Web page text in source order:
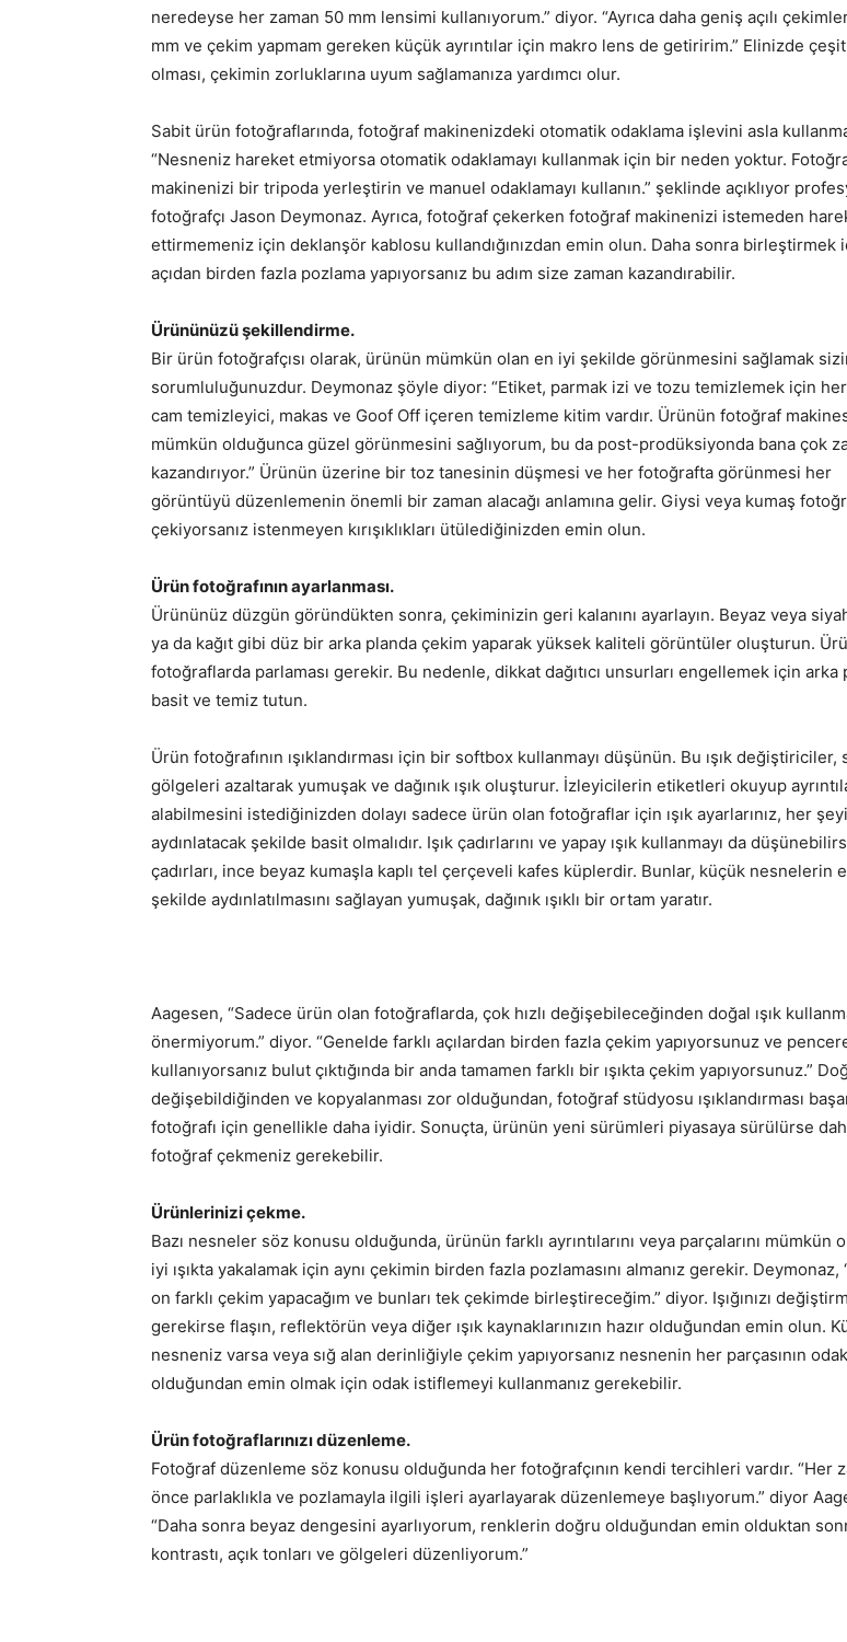
neredeyse her zaman 50 mm lensimi kullanıyorum.” diyor. “Ayrıca daha geniş açılı
mm ve çekim yapmam gereken küçük ayrıntılar için makro lens de getiririm.” Elinizde
olması, çekimin zorluklarına uyum sağlamanıza yardımcı olur.
Sabit ürün fotoğraflarında, fotoğraf makinenizdeki otomatik odaklama işlevini asla
“Nesneniz hareket etmiyorsa otomatik odaklamayı kullanmak için bir neden yoktur.
makinenizi bir tripoda yerleştirin ve manuel odaklamayı kullanın.” şeklinde açıklıyor
fotoğrafçı Jason Deymonaz. Ayrıca, fotoğraf çekerken fotoğraf makinenizi istemeden
ettirmemeniz için deklanşör kablosu kullandığınızdan emin olun. Daha sonra birleştirmek
açıdan birden fazla pozlama yapıyorsanız bu adım size zaman kazandırabilir.
Ürününüzü şekillendirme.
Bir ürün fotoğrafçısı olarak, ürünün mümkün olan en iyi şekilde görünmesini sağlamak
sorumluluğunuzdur. Deymonaz şöyle diyor: “Etiket, parmak izi ve tozu temizlemek için
cam temizleyici, makas ve Goof Off içeren temizleme kitim vardır. Ürünün fotoğraf
mümkün olduğunca güzel görünmesini sağlıyorum, bu da post-prodüksiyonda bana çok
kazandırıyor.” Ürünün üzerine bir toz tanesinin düşmesi ve her fotoğrafta görünmesi her
görüntüyü düzenlemenin önemli bir zaman alacağı anlamına gelir. Giysi veya kumaş
çekiyorsanız istenmeyen kırışıklıkları ütülediğinizden emin olun.
Ürün fotoğrafının ayarlanması.
Ürününüz düzgün göründükten sonra, çekiminizin geri kalanını ayarlayın. Beyaz veya
ya da kağıt gibi düz bir arka planda çekim yaparak yüksek kaliteli görüntüler oluşturun.
fotoğraflarda parlaması gerekir. Bu nedenle, dikkat dağıtıcı unsurları engellemek için arka
basit ve temiz tutun.
Ürün fotoğrafının ışıklandırması için bir softbox kullanmayı düşünün. Bu ışık değiştiriciler,
gölgeleri azaltarak yumuşak ve dağınık ışık oluşturur. İzleyicilerin etiketleri okuyup
alabilmesini istediğinizden dolayı sadece ürün olan fotoğraflar için ışık ayarlarınız, her şeyi
aydınlatacak şekilde basit olmalıdır. Işık çadırlarını ve yapay ışık kullanmayı da
çadırları, ince beyaz kumaşla kaplı tel çerçeveli kafes küplerdir. Bunlar, küçük nesnelerin
şekilde aydınlatılmasını sağlayan yumuşak, dağınık ışıklı bir ortam yaratır.
Aagesen, “Sadece ürün olan fotoğraflarda, çok hızlı değişebileceğinden doğal ışık
önermiyorum.” diyor. “Genelde farklı açılardan birden fazla çekim yapıyorsunuz ve
kullanıyorsanız bulut çıktığında bir anda tamamen farklı bir ışıkta çekim yapıyorsunuz.”
değişebildiğinden ve kopyalanması zor olduğundan, fotoğraf stüdyosu ışıklandırması
fotoğrafı için genellikle daha iyidir. Sonuçta, ürünün yeni sürümleri piyasaya sürülürse
fotoğraf çekmeniz gerekebilir.
Ürünlerinizi çekme.
Bazı nesneler söz konusu olduğunda, ürünün farklı ayrıntılarını veya parçalarını mümkün
iyi ışıkta yakalamak için aynı çekimin birden fazla pozlamasını almanız gerekir. Deymonaz,
on farklı çekim yapacağım ve bunları tek çekimde birleştireceğim.” diyor. Işığınızı
gerekirse flaşın, reflektörün veya diğer ışık kaynaklarınızın hazır olduğundan emin olun.
nesneniz varsa veya sığ alan derinliğiyle çekim yapıyorsanız nesnenin her parçasının
olduğundan emin olmak için odak istiflemeyi kullanmanız gerekebilir.
Ürün fotoğraflarınızı düzenleme.
Fotoğraf düzenleme söz konusu olduğunda her fotoğrafçının kendi tercihleri vardır. “Her
önce parlaklıkla ve pozlamayla ilgili işleri ayarlayarak düzenlemeye başlıyorum.” diyor
“Daha sonra beyaz dengesini ayarlıyorum, renklerin doğru olduğundan emin olduktan
kontrastı, açık tonları ve gölgeleri düzenliyorum.”